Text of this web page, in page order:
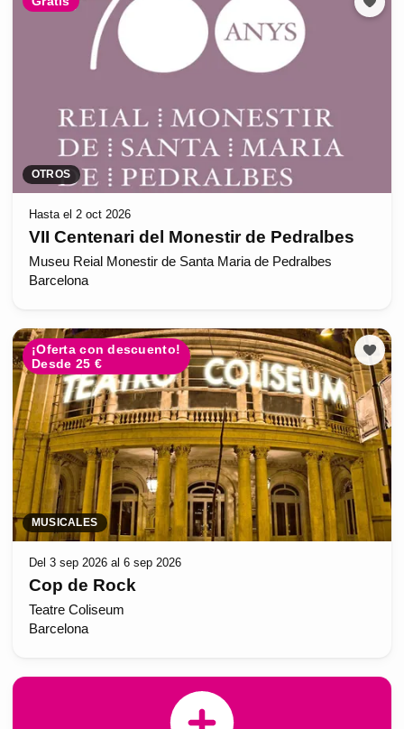
OTROS
Hasta el 2 oct 2026
VII Centenari del Monestir de Pedralbes
Museu Reial Monestir de Santa Maria de Pedralbes
Barcelona
¡Oferta con descuento!
Desde 25 €
MUSICALES
Del 3 sep 2026 al 6 sep 2026
Cop de Rock
Teatre Coliseum
Barcelona